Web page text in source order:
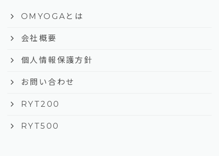
keyboard_arrow_right OMYOGAとは
keyboard_arrow_right 会社概要
keyboard_arrow_right 個人情報保護方針
keyboard_arrow_right お問い合わせ
keyboard_arrow_right RYT200
keyboard_arrow_right RYT500